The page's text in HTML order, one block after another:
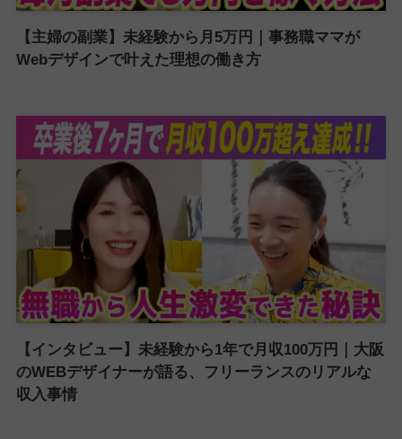
【主婦の副業】未経験から月5万円｜事務職ママが
Webデザインで叶えた理想の働き方
【インタビュー】未経験から1年で月収100万円｜大阪
のWEBデザイナーが語る、フリーランスのリアルな
収入事情